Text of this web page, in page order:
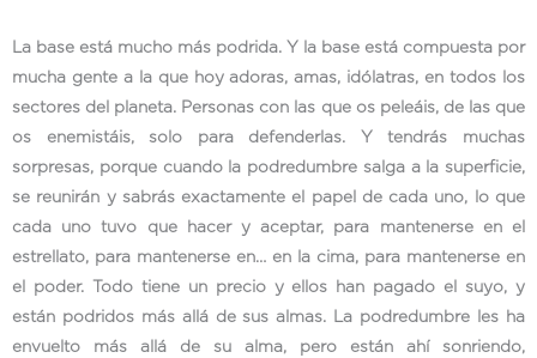
La base está mucho más podrida. Y la base está compuesta por
mucha gente a la que hoy adoras, amas, idólatras, en todos los
sectores del planeta. Personas con las que os peleáis, de las que
os enemistáis, solo para defenderlas. Y tendrás muchas
sorpresas, porque cuando la podredumbre salga a la superficie,
se reunirán y sabrás exactamente el papel de cada uno, lo que
cada uno tuvo que hacer y aceptar, para mantenerse en el
estrellato, para mantenerse en… en la cima, para mantenerse en
el poder. Todo tiene un precio y ellos han pagado el suyo, y
están podridos más allá de sus almas. La podredumbre les ha
envuelto más allá de su alma, pero están ahí sonriendo,